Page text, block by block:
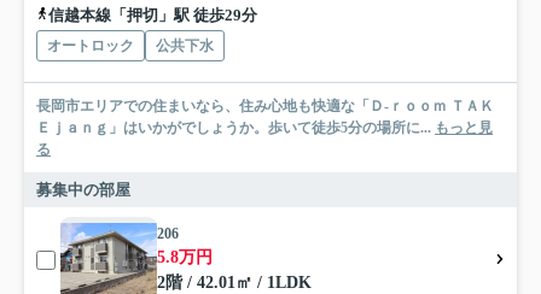
信越本線「押切」駅 徒歩29分
オートロック 公共下水
長岡市エリアでの住まいなら、住み心地も快適な「Ｄ-ｒｏｏｍ ＴＡＫ
Ｅｊａｎｇ」はいかがでしょうか。歩いて徒歩5分の場所に... もっと見
る
募集中の部屋
206
5.8万円
2階 / 42.01㎡ / 1LDK